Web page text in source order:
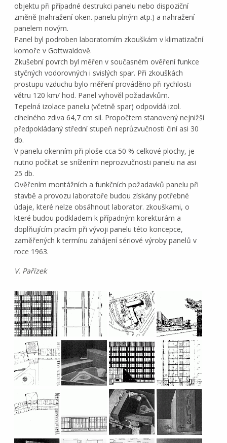
objektu při případné destrukci panelu nebo dispoziční
změně (nahražení oken. panelu plným atp.) a nahražení
panelem novým.
Panel byl podroben laboratorním zkouškám v klimatizační
komoře v Gottwaldově.
Zkušební povrch byl měřen v současném ověření funkce
styčných vodorovných i svislých spar. Při zkouškách
prostupu vzduchu bylo měření prováděno při rychlosti
větru 120 km/ hod. Panel vyhověl požadavkům.
Tepelná izolace panelu (včetně spar) odpovídá izol.
cihelného zdiva 64,7 cm sil. Propočtem stanovený nejnižší
předpokládaný střední stupeň neprůzvučnosti činí asi 30
db.
V panelu okenním při ploše cca 50 % celkové plochy, je
nutno počítat se snížením neprozvučnosti panelu na asi
25 db.
Ověřením montážních a funkčních požadavků panelu při
stavbě a provozu laboratoře budou získány potřebné
údaje, které nelze obsáhnout laborator. zkouškami, o
které budou podkladem k případným korekturám a
doplňujícím pracím při vývoji panelu této koncepce,
zaměřených k termínu zahájení sériové výroby panelů v
roce 1963.
V. Pařízek